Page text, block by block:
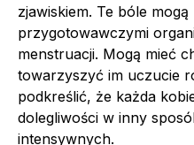
zjawiskiem. Te bóle
przygotowawczymi
menstruacji. Mogą mieć
towarzyszyć im uczucie
podkreślić, że każda
dolegliwości w inny
intensywnych.